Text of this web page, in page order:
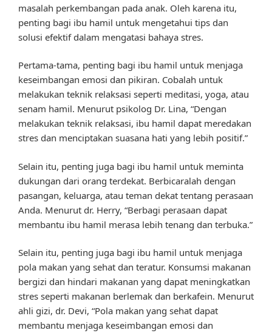
masalah perkembangan pada anak. Oleh karena itu,
penting bagi ibu hamil untuk mengetahui tips dan
solusi efektif dalam mengatasi bahaya stres.
Pertama-tama, penting bagi ibu hamil untuk menjaga
keseimbangan emosi dan pikiran. Cobalah untuk
melakukan teknik relaksasi seperti meditasi, yoga, atau
senam hamil. Menurut psikolog Dr. Lina, “Dengan
melakukan teknik relaksasi, ibu hamil dapat meredakan
stres dan menciptakan suasana hati yang lebih positif.”
Selain itu, penting juga bagi ibu hamil untuk meminta
dukungan dari orang terdekat. Berbicaralah dengan
pasangan, keluarga, atau teman dekat tentang perasaan
Anda. Menurut dr. Herry, “Berbagi perasaan dapat
membantu ibu hamil merasa lebih tenang dan terbuka.”
Selain itu, penting juga bagi ibu hamil untuk menjaga
pola makan yang sehat dan teratur. Konsumsi makanan
bergizi dan hindari makanan yang dapat meningkatkan
stres seperti makanan berlemak dan berkafein. Menurut
ahli gizi, dr. Devi, “Pola makan yang sehat dapat
membantu menjaga keseimbangan emosi dan